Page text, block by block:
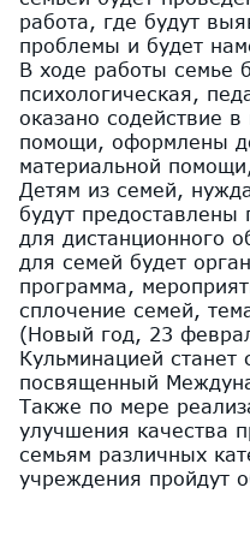
работа, где будут
проблемы и будет
В ходе работы семье
психологическая,
оказано содействие
помощи, оформлены
материальной
Детям из семей,
будут
для дистанционного
для семей будет
программа,
сплочение семей,
(Новый год, 23
Кульминацией станет
посвященный
Также по мере
улучшения качества
семьям различных
учреждения пройдут